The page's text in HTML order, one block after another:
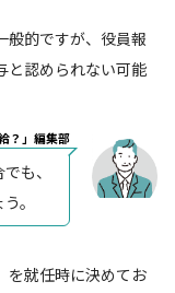
般的ですが、役員報
と認められない可能
？」編集部
も、
。
を就任時に決めてお